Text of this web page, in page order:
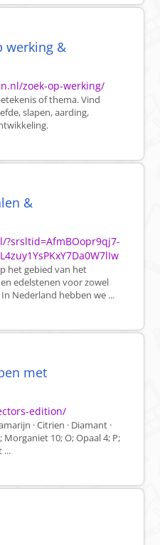
werking &
zoek-op-werking/
of thema. Vind
slapen, aarding,
&
het gebied van het
edelstenen voor zowel
Nederland hebben we ...
met
edition/
· Citrien · Diamant ·
Morganiet 10; O; Opaal 4; P;
...